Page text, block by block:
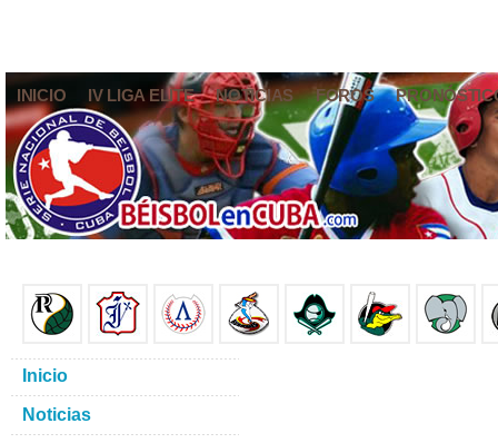
INICIO IV LIGA ELITE NOTICIAS FOROS
Inicio
Noticias